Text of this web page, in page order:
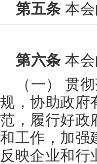
第五条本会
第六条本会
（一） 贯
规，协助政府
范，履行好政
和工作，加强
反映企业和行